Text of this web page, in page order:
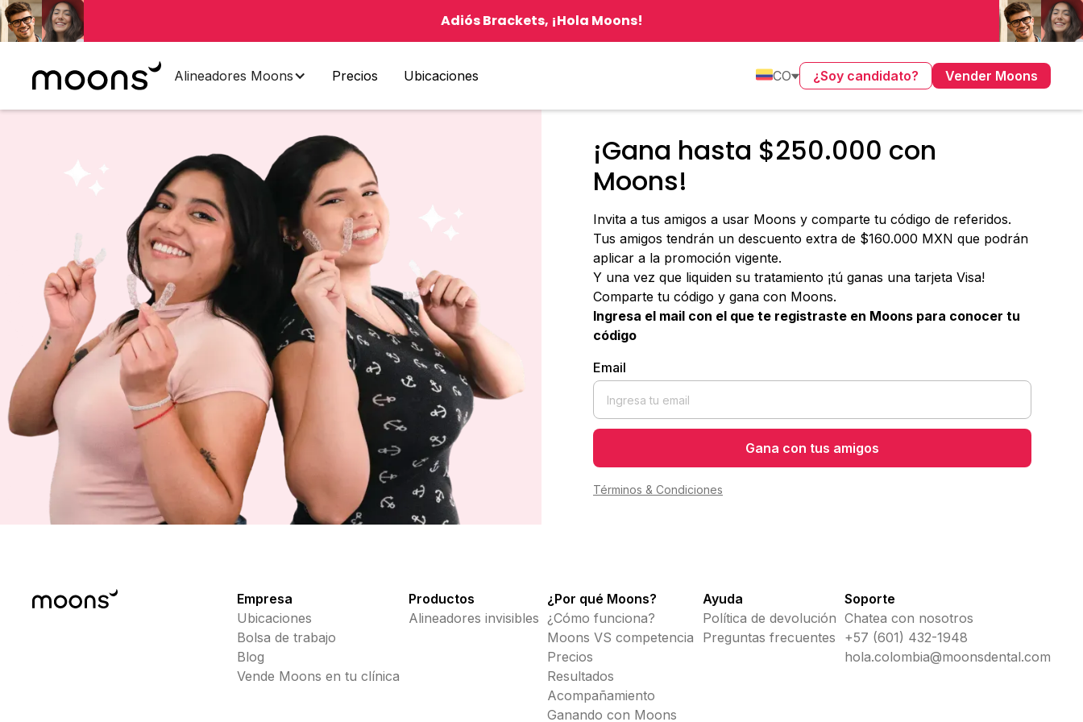
Adiós Brackets, ¡Hola Moons!
Alineadores Moons Precios Ubicaciones CO ¿Soy candidato? Vender Moons
¡Gana hasta $250.000 con
Moons!
Invita a tus amigos a usar Moons y comparte tu código de referidos.
Tus amigos tendrán un descuento extra de $160.000 MXN que podrán
aplicar a la promoción vigente.
Y una vez que liquiden su tratamiento ¡tú ganas una tarjeta Visa!
Comparte tu código y gana con Moons.
Ingresa el mail con el que te registraste en Moons para conocer tu
código
Email
Términos & Condiciones
Empresa
Ubicaciones
Bolsa de trabajo
Blog
Vende Moons en tu clínica
Productos
Alineadores invisibles
¿Por qué Moons?
¿Cómo funciona?
Moons VS competencia
Precios
Resultados
Acompañamiento
Ganando con Moons
Ayuda
Política de devolución
Preguntas frecuentes
Soporte
Chatea con nosotros
+57 (601) 432-1948
hola.colombia@moonsdental.com